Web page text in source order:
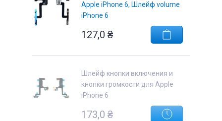
Apple iPhone 6, Шлейф volume
iPhone 6
127,0 ₴
Шлейф кнопки включения и
кнопки громкости для Apple
iPhone 6
173,0 ₴